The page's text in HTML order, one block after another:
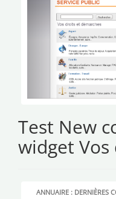
Test New
widget
ANNUAIRE : DERNIÈRES